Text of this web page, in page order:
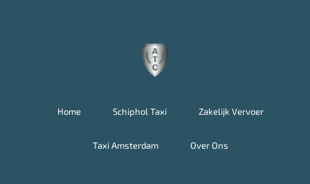
Home Schiphol Taxi Zakelijk Vervoer
Taxi Amsterdam Over Ons